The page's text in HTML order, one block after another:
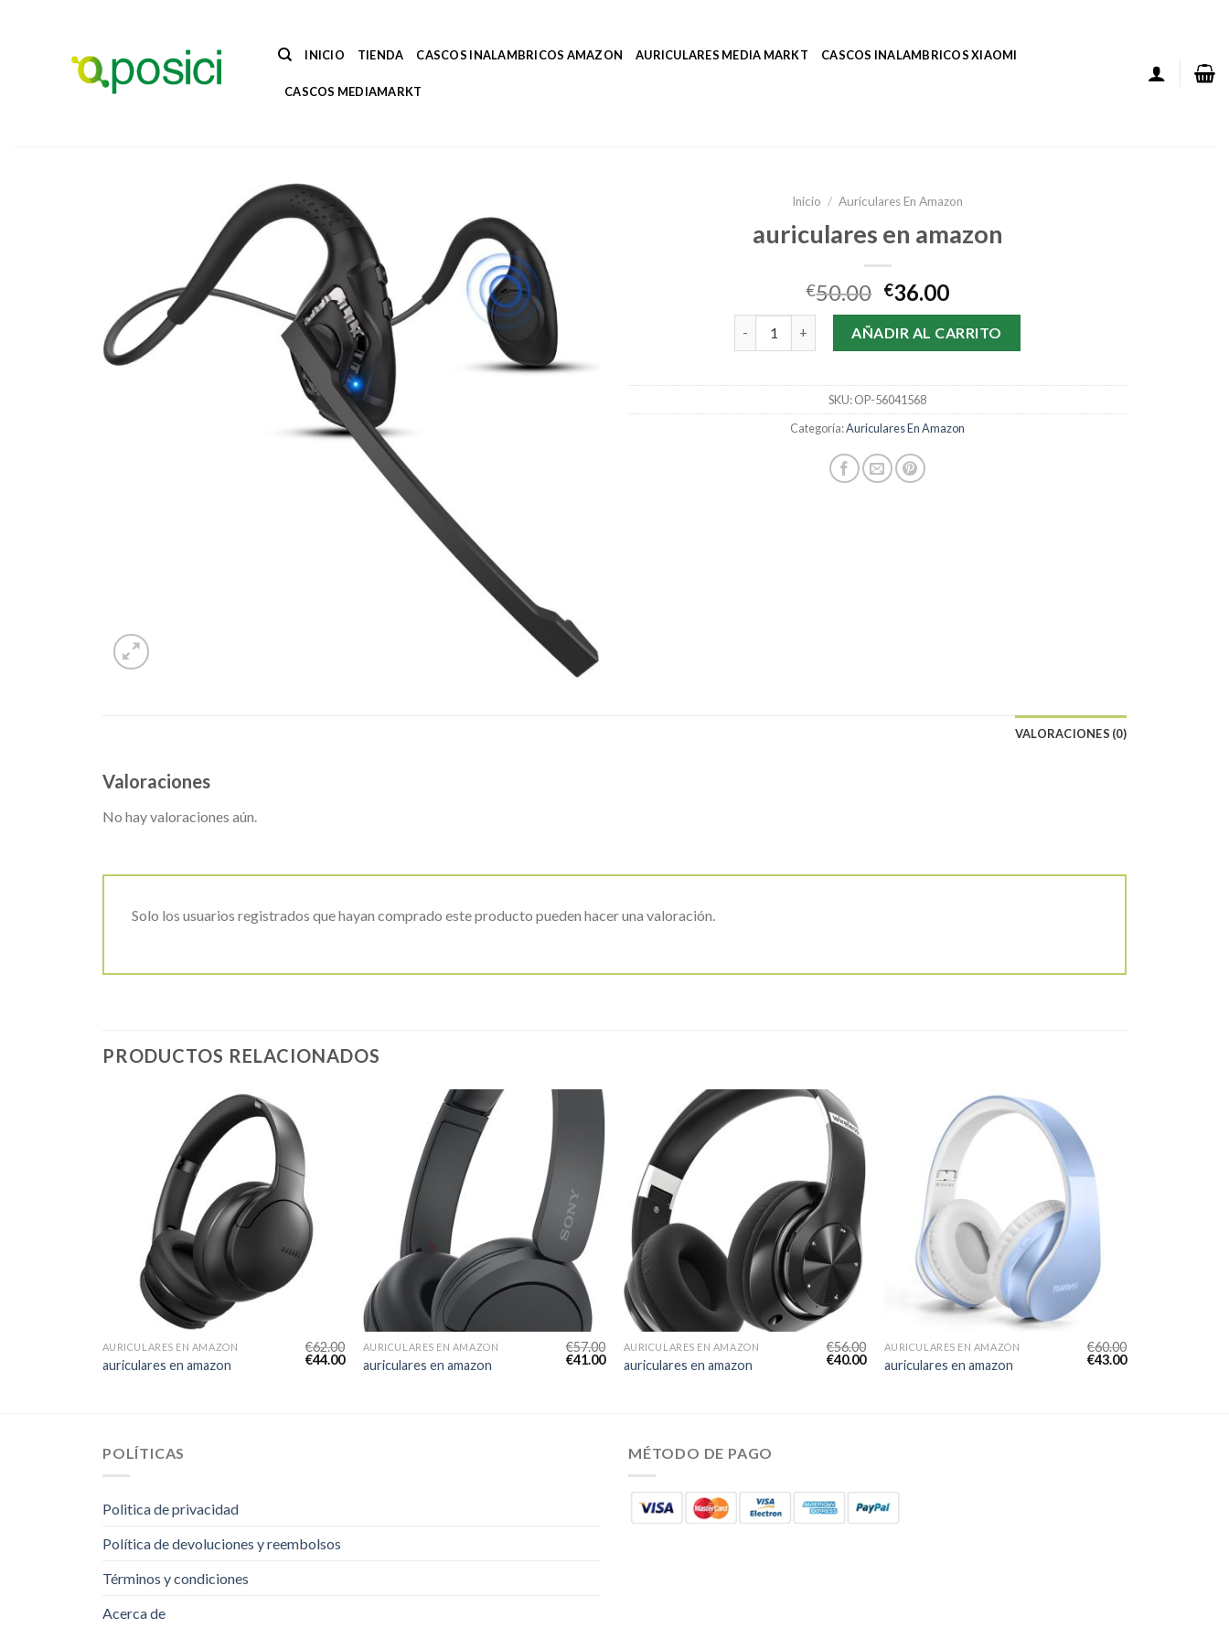
INICIO TIENDA CASCOS INALAMBRICOS AMAZON AURICULARES MEDIA MARKT CASCOS INALAMBRICOS XIAOMI
CASCOS MEDIAMARKT
Inicio / Auriculares En Amazon
auriculares en amazon
€50.00 €36.00
auriculares en amazon cantidadAÑADIR AL CARRITO
SKU:OP-56041568
Categoría:Auriculares En Amazon
VALORACIONES (0)
Valoraciones
No hay valoraciones aún.
Solo los usuarios registrados que hayan comprado este producto pueden hacer una valoración.
PRODUCTOS RELACIONADOS
AURICULARES EN AMAZON
auriculares en amazon
€62.00
€44.00
AURICULARES EN AMAZON
auriculares en amazon
€57.00
€41.00
AURICULARES EN AMAZON
auriculares en amazon
€56.00
€40.00
AURICULARES EN AMAZON
auriculares en amazon
€60.00
€43.00
POLÍTICAS
Politica de privacidad
Política de devoluciones y reembolsos
Términos y condiciones
Acerca de
MÉTODO DE PAGO